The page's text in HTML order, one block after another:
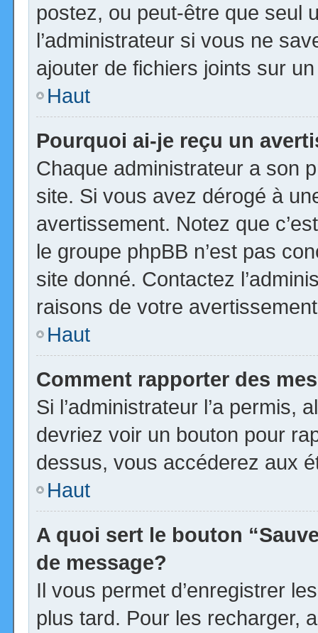
postez, ou peut-être que seul
l’administrateur si vous ne
ajouter de fichiers joints sur
Haut
Pourquoi ai-je reçu un
Chaque administrateur a son
site. Si vous avez dérogé à
avertissement. Notez que
le groupe phpBB n’est pas
site donné. Contactez
raisons de votre
Haut
Comment rapporter des
Si l’administrateur l’a permis,
devriez voir un bouton pour
dessus, vous accéderez aux
Haut
A quoi sert le bouton
de message?
Il vous permet d’enregistrer
plus tard. Pour les recharger,